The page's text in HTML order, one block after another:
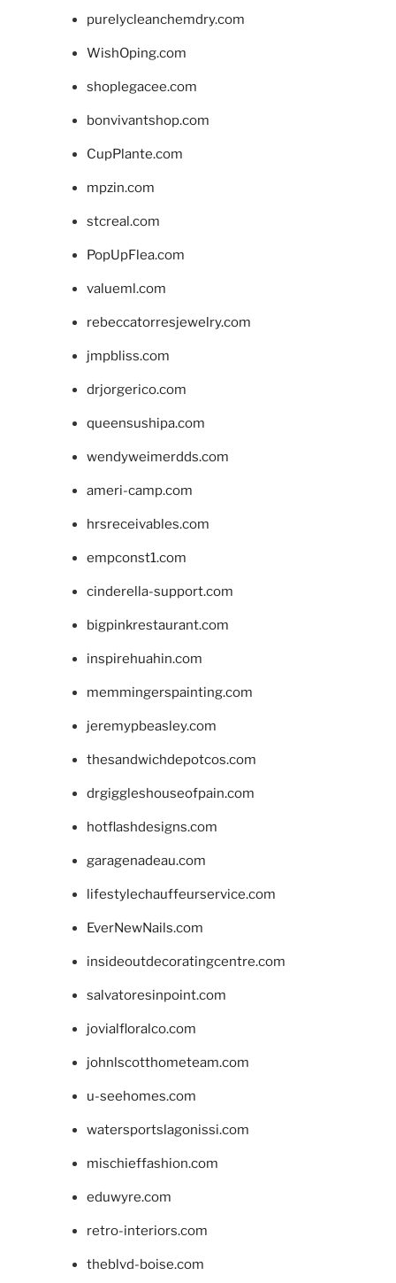
purelycleanchemdry.com
WishOping.com
shoplegacee.com
bonvivantshop.com
CupPlante.com
mpzin.com
stcreal.com
PopUpFlea.com
valueml.com
rebeccatorresjewelry.com
jmpbliss.com
drjorgerico.com
queensushipa.com
wendyweimerdds.com
ameri-camp.com
hrsreceivables.com
empconst1.com
cinderella-support.com
bigpinkrestaurant.com
inspirehuahin.com
memmingerspainting.com
jeremypbeasley.com
thesandwichdepotcos.com
drgiggleshouseofpain.com
hotflashdesigns.com
garagenadeau.com
lifestylechauffeurservice.com
EverNewNails.com
insideoutdecoratingcentre.com
salvatoresinpoint.com
jovialfloralco.com
johnlscotthometeam.com
u-seehomes.com
watersportslagonissi.com
mischieffashion.com
eduwyre.com
retro-interiors.com
theblvd-boise.com